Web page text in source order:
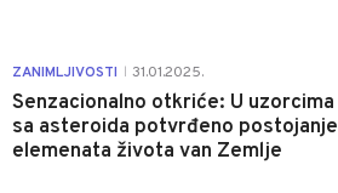
ZANIMLJIVOSTI 31.01.2025.
Senzacionalno otkriće: U uzorcima
sa asteroida potvrđeno postojanje
elemenata života van Zemlje